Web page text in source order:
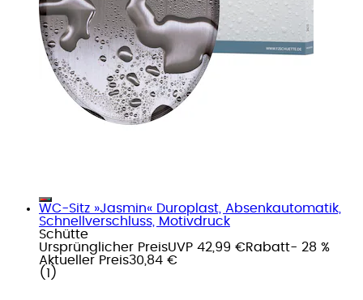
WC-Sitz »Jasmin« Duroplast, Absenkautomatik,
Schnellverschluss, Motivdruck
Schütte
Ursprünglicher PreisUVP 42,99 €Rabatt- 28 %
Aktueller Preis30,84 €
( 1 )